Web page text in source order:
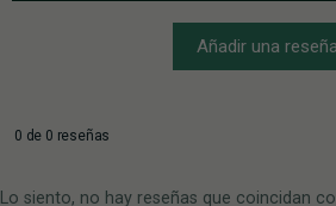
Añadir una reseña
0 de 0 reseñas
Lo siento, no hay reseñas que coincidan